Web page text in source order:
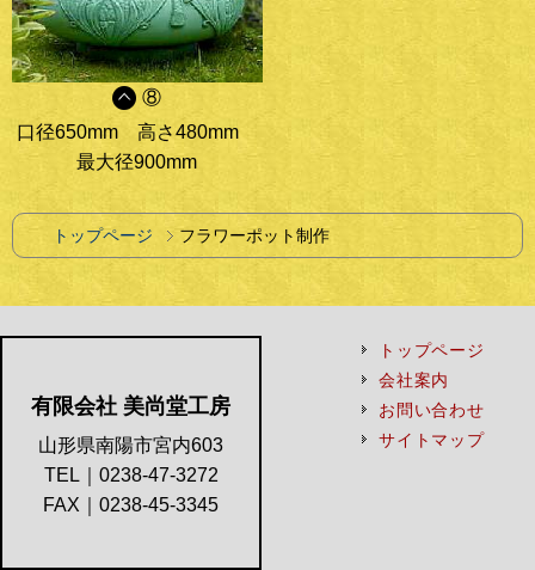
⑧
口径650mm 高さ480mm
最大径900mm
トップページ フラワーポット制作
有限会社 美尚堂工房
山形県南陽市宮内603
TEL｜0238-47-3272
FAX｜0238-45-3345
トップページ
会社案内
お問い合わせ
サイトマップ